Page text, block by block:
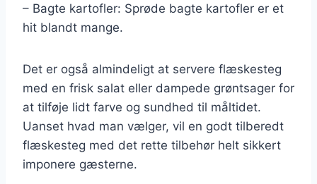
– Bagte kartofler: Sprøde bagte kartofler er et
hit blandt mange.
Det er også almindeligt at servere flæskesteg
med en frisk salat eller dampede grøntsager for
at tilføje lidt farve og sundhed til måltidet.
Uanset hvad man vælger, vil en godt tilberedt
flæskesteg med det rette tilbehør helt sikkert
imponere gæsterne.